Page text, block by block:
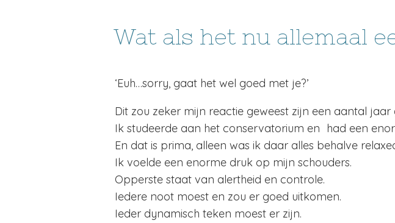
Wat als het nu allemaal
‘Euh…sorry, gaat het wel goed met je?’
Dit zou zeker mijn reactie geweest zijn een aantal jaar
Ik studeerde aan het conservatorium en had een
En dat is prima, alleen was ik daar alles behalve
Ik voelde een enorme druk op mijn schouders.
Opperste staat van alertheid en controle.
Iedere noot moest en zou er goed uitkomen.
Ieder dynamisch teken moest er zijn.